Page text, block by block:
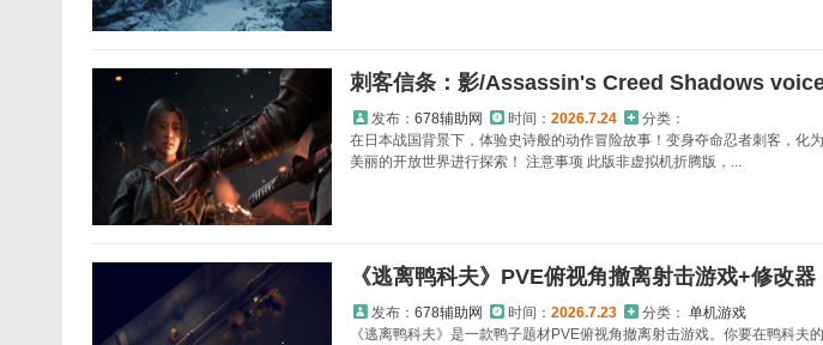
刺客信条：影/Assassin's Creed Shadows
发布： 678辅助网 时间： 2026.7.24
分类：
在日本战国背景下，体验史诗般的动作冒险故事！变身夺命忍者刺客，化
美丽的开放世界进行探索！ 注意事项 此版非虚拟机折腾版，...
《逃离鸭科夫》PVE俯视角撤离射击游戏+修改器
发布： 678辅助网 时间： 2026.7.23 分类： 单机游戏
《逃离鸭科夫》是一款鸭子题材PVE俯视角撤离射击游戏。你要在鸭科夫